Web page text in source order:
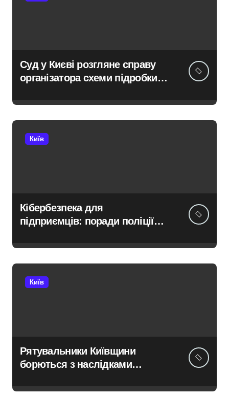
Суд у Києві розгляне справу
організатора схеми підробки
статусу «обмежено
придатного» за $15 тис.
Київ
Кібербезпека для
підприємців: поради поліції
та фінансів
Київ
Рятувальники Київщини
борються з наслідками
районі в екстремальних